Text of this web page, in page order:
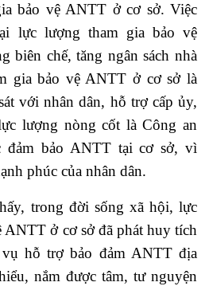
bảo vệ ANTT ở cơ sở. Việc
lực lượng tham gia bảo vệ
biên chế, tăng ngân sách nhà
gia bảo vệ ANTT ở cơ sở là
với nhân dân, hỗ trợ cấp ủy,
lượng nòng cốt là Công an
đảm bảo ANTT tại cơ sở, vì
phúc của nhân dân.
trong đời sống xã hội, lực
ANTT ở cơ sở đã phát huy tích
hỗ trợ bảo đảm ANTT địa
nắm được tâm, tư nguyện